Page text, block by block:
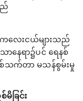
ည်
လေးငယ်များသည်
နေရာ၌ပင် ရေနစ်
သက်တာ မသန်စွမ်းမှု
ခြင်း